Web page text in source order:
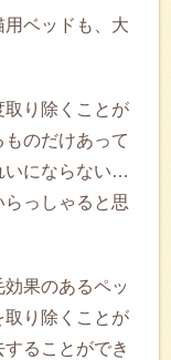
ベッドも、大
り除くことが
のだけあって
いにならない…
っしゃると思
果のあるペッ
取り除くことが
ることができ